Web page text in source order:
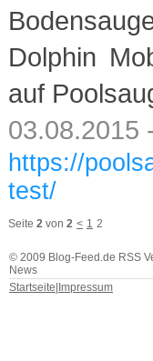
Dolphin
auf
03.08.2015
https://
test/
Seite 2 von 2 < 1 2
© 2009 Blog-Feed.de RSS
News
Startseite Impressum